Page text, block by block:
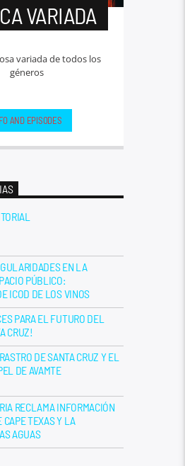
VARIADA
variada de todos los
géneros
AND EPISODES
EN LA
PÚBLICO:
ICOD DE LOS VINOS
PARA EL FUTURO DEL
CRUZ!
DE SANTA CRUZ Y EL
DE AVAMTE
RECLAMA INFORMACIÓN
CAPE TEXAS Y LA
AGUAS